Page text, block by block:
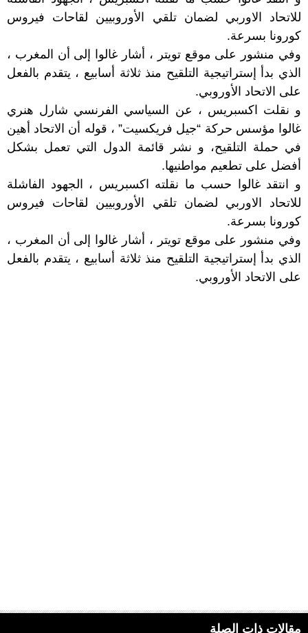
للاتحاد الاوربي لضمان تلقي الأوروبيين لقاحات فيروس
كورونا بسرعة.
وفي منشور على موقع تويتر ، أشار غالوا إلى أن المغرب ،
الذي بدأ إستراتيجية التلقيح منذ ثلاثة أسابيع ، يتقدم بالفعل
على الاتحاد الأوروبي.
و نقلت اكسبريس ، عن السياسي الفرنسي شارل هنري
غالوا مؤسس حركة “جيل فريكسيت” ، قوله أن الاتحاد أهين
في حملة التلقيح، و نشر قائمة الدول التي تعمل بشكل
أفضل على تطعيم مواطنيها.
و انتقد غالوا حسب ما نقلته اكسبريس ، الجهود الفاشلة
للاتحاد الاوربي لضمان تلقي الأوروبيين لقاحات فيروس
كورونا بسرعة.
وفي منشور على موقع تويتر ، أشار غالوا إلى أن المغرب ،
الذي بدأ إستراتيجية التلقيح منذ ثلاثة أسابيع ، يتقدم بالفعل
على الاتحاد الأوروبي.
مقالات ذات الصلة